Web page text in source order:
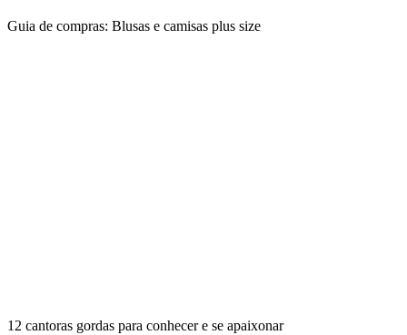
Guia de compras: Blusas e camisas plus size
12 cantoras gordas para conhecer e se apaixonar